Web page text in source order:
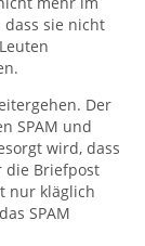
dass sie nicht
Der
SPAM und
wird, dass
die Briefpost
nur kläglich
SPAM